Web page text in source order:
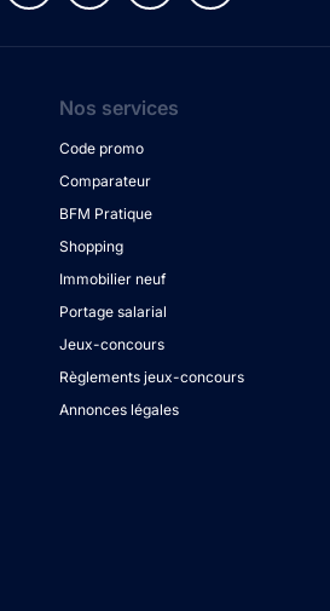
Nos services
Code promo
Comparateur
BFM Pratique
Shopping
Immobilier neuf
Portage salarial
Jeux-concours
Règlements jeux-concours
Annonces légales